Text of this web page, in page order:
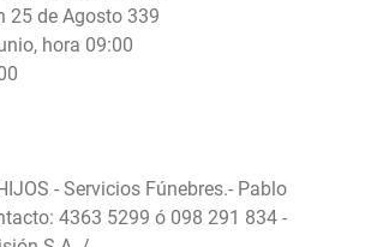
25 de Agosto 339
hora 09:00
- Servicios Fúnebres.- Pablo
4363 5299 ó 098 291 834 -